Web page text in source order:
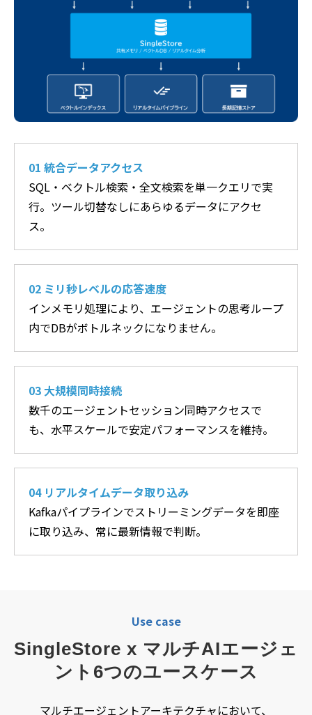
01 統合データアクセス
SQL・ベクトル検索・全文検索を単一クエリで実
行。ツール切替なしにあらゆるデータにアクセ
ス。
02 ミリ秒レベルの応答速度
インメモリ処理により、エージェントの思考ループ
内でDBがボトルネックになりません。
03 大規模同時接続
数千のエージェントセッション同時アクセスで
も、水平スケールで安定パフォーマンスを維持。
04 リアルタイムデータ取り込み
Kafkaパイプラインでストリーミングデータを即座
に取り込み、常に最新情報で判断。
Use case
SingleStore x マルチAIエージェ
ント6つのユースケース
マルチエージェントアーキテクチャにおいて、